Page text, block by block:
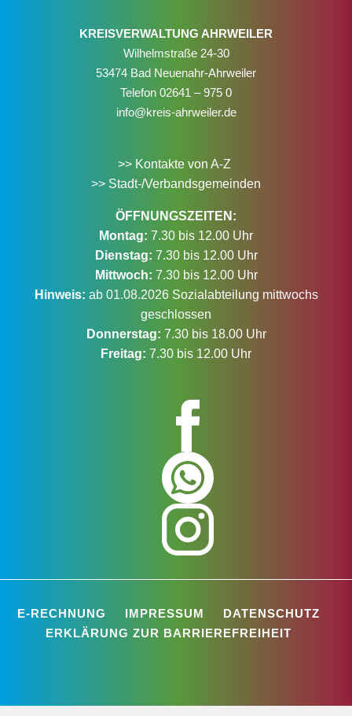
KREISVERWALTUNG AHRWEILER
Wilhelmstraße 24-30
53474 Bad Neuenahr-Ahrweiler
Telefon 02641 – 975 0
info@kreis-ahrweiler.de
>> Kontakte von A-Z
>> Stadt-/Verbandsgemeinden
ÖFFNUNGSZEITEN:
Montag: 7.30 bis 12.00 Uhr
Dienstag: 7.30 bis 12.00 Uhr
Mittwoch: 7.30 bis 12.00 Uhr
Hinweis: ab 01.08.2026 Sozialabteilung mittwochs
geschlossen
Donnerstag: 7.30 bis 18.00 Uhr
Freitag: 7.30 bis 12.00 Uhr
E-RECHNUNG IMPRESSUM
DATENSCHUTZ
ERKLÄRUNG ZUR BARRIEREFREIHEIT